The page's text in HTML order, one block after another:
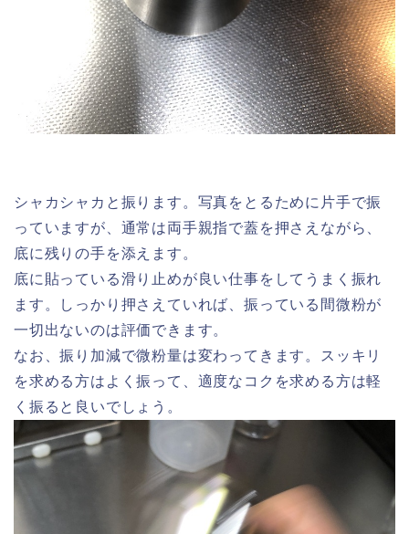
シャカシャカと振ります。写真をとるために片手で振
っていますが、通常は両手親指で蓋を押さえながら、
底に残りの手を添えます。
底に貼っている滑り止めが良い仕事をしてうまく振れ
ます。しっかり押さえていれば、振っている間微粉が
一切出ないのは評価できます。
なお、振り加減で微粉量は変わってきます。スッキリ
を求める方はよく振って、適度なコクを求める方は軽
く振ると良いでしょう。